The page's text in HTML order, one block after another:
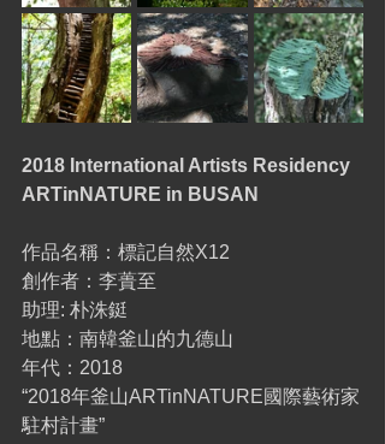
2018 International Artists Residency
ARTinNATURE in BUSAN
作品名稱：標記自然X12
創作者：李蕢至
助理: 朴洙鋌
地點：南韓釜山的九德山
年代：2018
“2018年釜山ARTinNATURE國際藝術家
駐村計畫”